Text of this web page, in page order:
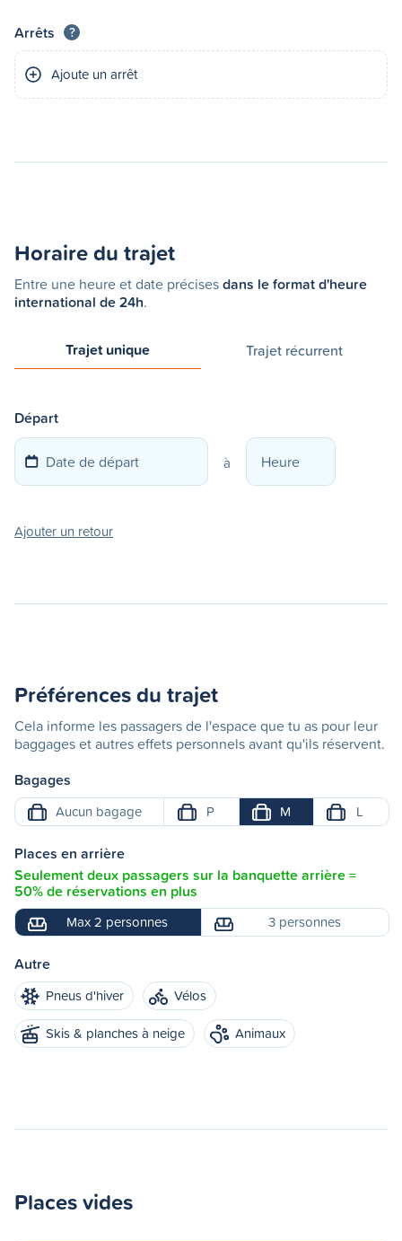
Arrêts ?
Ajoute un arrêt
Horaire du trajet
Entre une heure et date précisesdans le format d'heure
international de 24h.
Trajet unique Trajet récurrent
Départ
à
Ajouter un retour
Préférences du trajet
Cela informe les passagers de l'espace que tu as pour leur
baggages et autres effets personnels avant qu'ils réservent.
Bagages
Aucun bagage P M L
Places en arrière
Seulement deux passagers sur la banquette arrière =
50% de réservations en plus
Max 2 personnes 3 personnes
Autre
Pneus d'hiver
Vélos
Skis & planches à neige
Animaux
Places vides